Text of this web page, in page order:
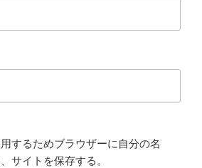
するためブラウザーに自分の名
サイトを保存する。